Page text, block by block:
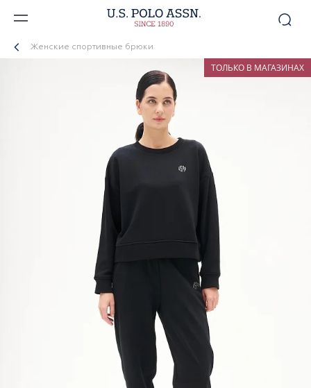
Женские спортивные брюки
ТОЛЬКО В МАГАЗИНАХ